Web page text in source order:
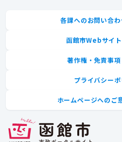
各課へのお問い合
函館市Webサイ
著作権・免責事
プライバシー
ホームページへのご